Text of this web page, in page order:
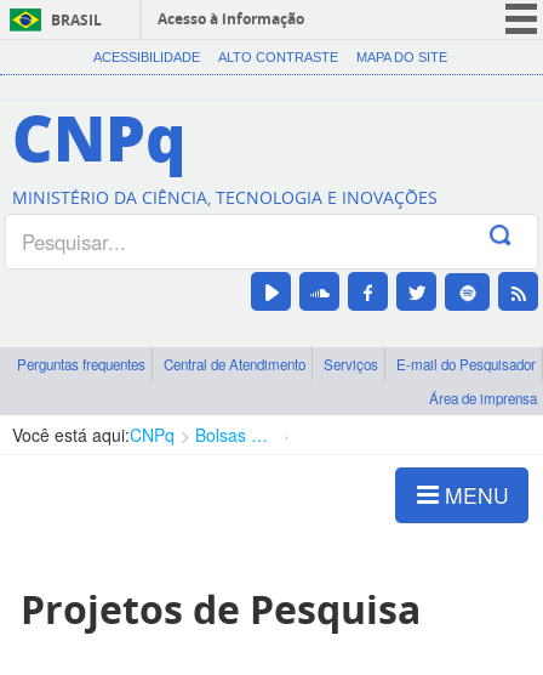
BRASIL
Acesso à informação
CORONAVÍRUS (COVID-19)
Canais
ACESSIBILIDADE ALTO CONTRASTE MAPA DO SITE
CNPq
MINISTÉRIO DA CIÊNCIA, TECNOLOGIA E INOVAÇÕES
Perguntas frequentes Central de Atendimento Serviços
E-mail do Pesquisador
Área de imprensa
Você está aqui:CNPq Bolsas e Auxílios Vigentes
MENU
Projetos de Pesquisa